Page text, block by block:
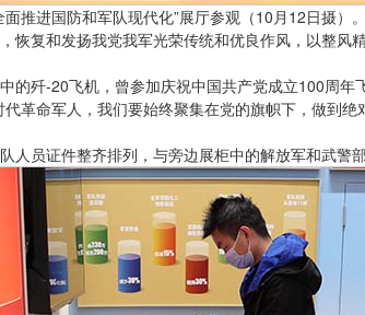
推进国防和军队现代化”展厅参观（10月12日摄）
恢复和发扬我党我军光荣传统和优良作风，以整
歼-20飞机，曾参加庆祝中国共产党成立100周
革命军人，我们要始终聚集在党的旗帜下，做到绝
员证件整齐排列，与旁边展柜中的解放军和武警